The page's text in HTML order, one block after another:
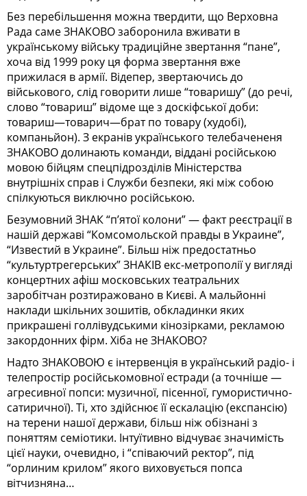
Без перебільшення можна твердити, що Верховна
Рада саме ЗНАКОВО заборонила вживати в
українському війську традиційне звертання “пане”,
хоча від 1999 року ця форма звертання вже
прижилася в армії. Відепер, звертаючись до
військового, слід говорити лише “товаришу” (до речі,
слово “товариш” відоме ще з доскіфської доби:
товариш—товарич—брат по товару (худобі),
компаньйон). З екранів українського телебачененя
ЗНАКОВО долинають команди, віддані російською
мовою бійцям спецпідрозділів Міністерства
внутрішніх справ і Служби безпеки, які між собою
спілкуються виключно російською.
Безумовний ЗНАК “п’ятої колони” — факт реєстрації в
нашій державі “Комсомольской правды в Украине”,
“Известий в Украине”. Більш ніж предостатньо
“культуртрегерських” ЗНАКІВ екс-метрополії у вигляді
концертних афіш московських театральних
заробітчан розтиражовано в Києві. А мальйонні
наклади шкільних зошитів, обкладинки яких
прикрашені голлівудськими кінозірками, рекламою
закордонних фірм. Хіба не ЗНАКОВО?
Надто ЗНАКОВОЮ є інтервенція в український радіо- і
телепростір російськомовної естради (а точніше —
агресивної попси: музичної, пісенної, гумористично-
сатиричної). Ті, хто здійснює її ескалацію (експансію)
на терени нашої держави, більш ніж обізнані з
поняттям семіотики. Інтуїтивно відчуває значимість
цієї науки, очевидно, і “співаючий ректор”, під
“орлиним крилом” якого виховується попса
вітчизняна…